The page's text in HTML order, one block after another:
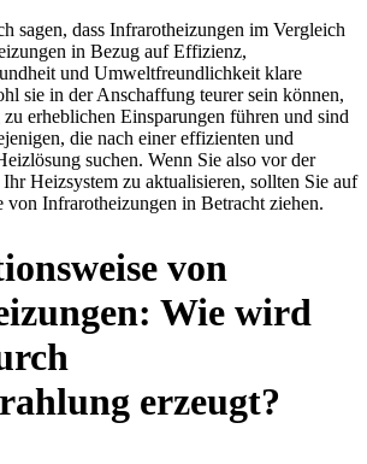
sagen, dass Infrarotheizungen im Vergleich
in Bezug auf Effizienz,
und Umweltfreundlichkeit klare
sie in der Anschaffung teurer sein können,
erheblichen Einsparungen führen und sind
die nach einer effizienten und
suchen. Wenn Sie also vor der
Heizsystem zu aktualisieren, sollten Sie auf
von Infrarotheizungen in Betracht ziehen.
von
Wie wird
erzeugt?